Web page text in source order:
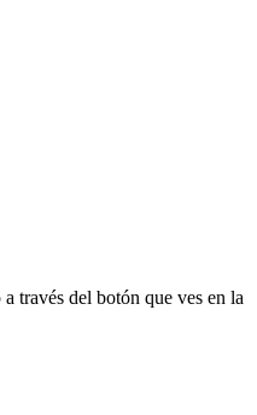
través del botón que ves en la